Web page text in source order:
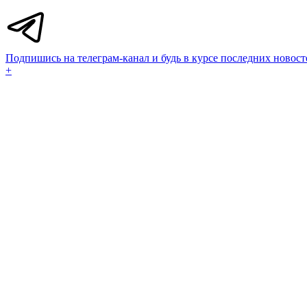
Подпишись на телеграм-канал и будь в курсе последних
+